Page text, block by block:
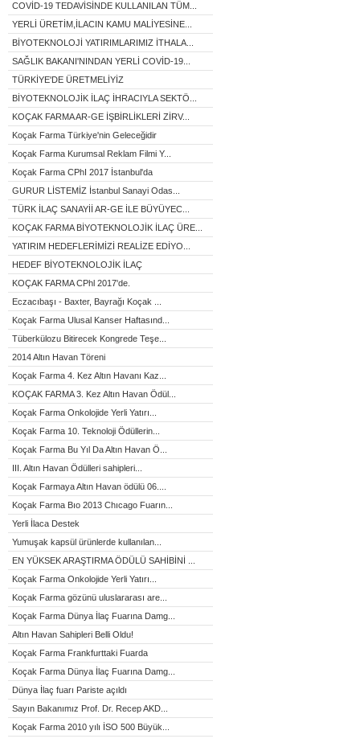
COVİD-19 TEDAVİSİNDE KULLANILAN TÜM...
YERLİ ÜRETİM,İLACIN KAMU MALİYESİNE...
BİYOTEKNOLOJİ YATIRIMLARIMIZ İTHALA...
SAĞLIK BAKANI'NINDAN YERLİ COVİD-19...
TÜRKİYE'DE ÜRETMELİYİZ
BİYOTEKNOLOJİK İLAÇ İHRACIYLA SEKTÖ...
KOÇAK FARMA AR-GE İŞBİRLİKLERİ ZİRV...
Koçak Farma Türkiye'nin Geleceğidir
Koçak Farma Kurumsal Reklam Filmi Y...
Koçak Farma CPhI 2017 İstanbul'da
GURUR LİSTEMİZ İstanbul Sanayi Odas...
TÜRK İLAÇ SANAYİİ AR-GE İLE BÜYÜYEC...
KOÇAK FARMA BİYOTEKNOLOJİK İLAÇ ÜRE...
YATIRIM HEDEFLERİMİZİ REALİZE EDİYO...
HEDEF BİYOTEKNOLOJİK İLAÇ
KOÇAK FARMA CPhl 2017'de.
Eczacıbaşı - Baxter, Bayrağı Koçak ...
Koçak Farma Ulusal Kanser Haftasınd...
Tüberkülozu Bitirecek Kongrede Teşe...
2014 Altın Havan Töreni
Koçak Farma 4. Kez Altın Havanı Kaz...
KOÇAK FARMA 3. Kez Altın Havan Ödül...
Koçak Farma Onkolojide Yerli Yatırı...
Koçak Farma 10. Teknoloji Ödüllerin...
Koçak Farma Bu Yıl Da Altın Havan Ö...
III. Altın Havan Ödülleri sahipleri...
Koçak Farmaya Altın Havan ödülü 06....
Koçak Farma Bıo 2013 Chıcago Fuarın...
Yerli İlaca Destek
Yumuşak kapsül ürünlerde kullanılan...
EN YÜKSEK ARAŞTIRMA ÖDÜLÜ SAHİBİNİ ...
Koçak Farma Onkolojide Yerli Yatırı...
Koçak Farma gözünü uluslararası are...
Koçak Farma Dünya İlaç Fuarına Damg...
Altın Havan Sahipleri Belli Oldu!
Koçak Farma Frankfurttaki Fuarda
Koçak Farma Dünya İlaç Fuarına Damg...
Dünya İlaç fuarı Pariste açıldı
Sayın Bakanımız Prof. Dr. Recep AKD...
Koçak Farma 2010 yılı İSO 500 Büyük...